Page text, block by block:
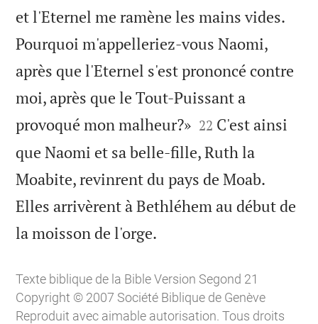
et l'Eternel me ramène les mains vides.
Pourquoi m'appelleriez-vous Naomi,
après que l'Eternel s'est prononcé contre
moi, après que le Tout-Puissant a
provoqué mon malheur?»
22 C'est ainsi
que Naomi et sa belle-fille, Ruth la
Moabite, revinrent du pays de Moab.
Elles arrivèrent à Bethléhem au début de
la moisson de l'orge.
Texte biblique de la Bible Version Segond 21
Copyright © 2007 Société Biblique de Genève
Reproduit avec aimable autorisation. Tous droits